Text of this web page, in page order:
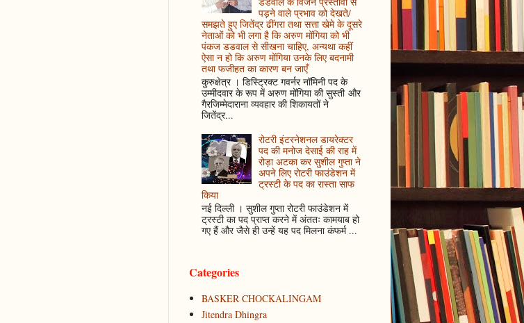
पड़ने वाले प्रभाव को देखते/
समझते हुए जितेंद्र ढींगरा तथा सत्ता खेमे के दूसरे
नेताओं को भी लगा है कि अरुण मोंगिया को भी
पंकज डडवाल से सीखना चाहिए, अन्यथा कहीं
ऐसा न हो कि अरुण मोंगिया उनके लिए बदनामी
तथा फजीहत का कारण बन जाएँ
कुरुक्षेत्र । डिस्ट्रिक्ट गवर्नर नॉमिनी पद के
उम्मीदवार के रूप में अरुण मोंगिया की सुस्ती और
गैरजिम्मेदाराना व्यवहार की शिकायतों ने
जितेंद्र...
रोटरी इंटरनेशनल डायरेक्टर
पद की मनोज देसाई की राह में
रोड़ा अटका कर सुशील गुप्ता ने
अपने लिए रोटरी फाउंडेशन में
ट्रस्टी के पद का रास्ता साफ
किया
नई दिल्ली । सुशील गुप्ता रोटरी फाउंडेशन में
ट्रस्टी का पद प्राप्त करने में अंततः कामयाब हो
गए हैं और जैसे ही उन्हें यह पद मिलना कंफर्म ...
Categories
BASKER CHOCKALINGAM
Jitendra Dhingra